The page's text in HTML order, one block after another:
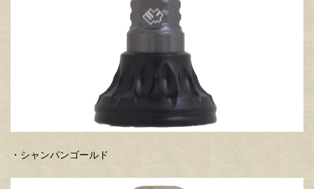
・シャンパンゴールド